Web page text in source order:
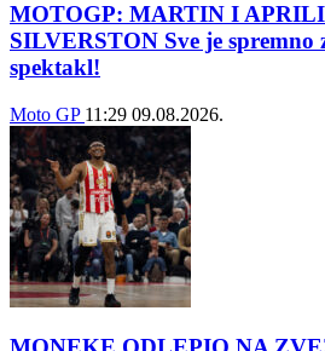
MOTOGP: MARTIN I
SILVERSTON Sve je spremno
spektakl!
Moto GP 11:29 09.08.2026.